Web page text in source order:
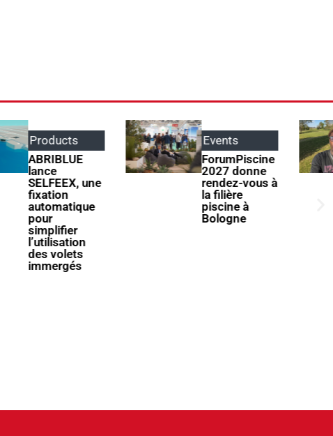
ForumPiscine
2027 donne
rendez-vous à
piscine à
d'apprentis
Henri Garnier
: « Il ne faut